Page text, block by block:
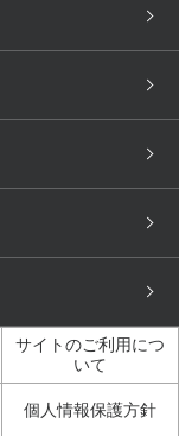
Innerwear
ルスタイル
学研究開発センター見
マンガ）
サイトのご利用につ
いて
個人情報保護方針